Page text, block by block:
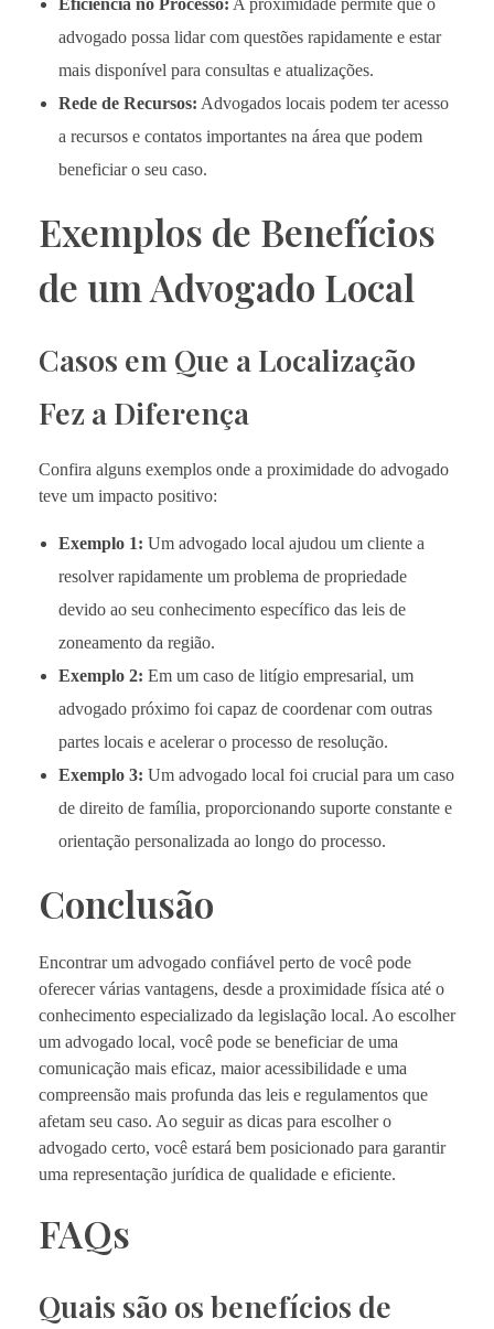
Eficiência no Processo: A proximidade permite que o
advogado possa lidar com questões rapidamente e estar
mais disponível para consultas e atualizações.
Rede de Recursos: Advogados locais podem ter acesso
a recursos e contatos importantes na área que podem
beneficiar o seu caso.
Exemplos de Benefícios
de um Advogado Local
Casos em Que a Localização
Fez a Diferença
Confira alguns exemplos onde a proximidade do advogado
teve um impacto positivo:
Exemplo 1: Um advogado local ajudou um cliente a
resolver rapidamente um problema de propriedade
devido ao seu conhecimento específico das leis de
zoneamento da região.
Exemplo 2: Em um caso de litígio empresarial, um
advogado próximo foi capaz de coordenar com outras
partes locais e acelerar o processo de resolução.
Exemplo 3: Um advogado local foi crucial para um caso
de direito de família, proporcionando suporte constante e
orientação personalizada ao longo do processo.
Conclusão
Encontrar um advogado confiável perto de você pode
oferecer várias vantagens, desde a proximidade física até o
conhecimento especializado da legislação local. Ao escolher
um advogado local, você pode se beneficiar de uma
comunicação mais eficaz, maior acessibilidade e uma
compreensão mais profunda das leis e regulamentos que
afetam seu caso. Ao seguir as dicas para escolher o
advogado certo, você estará bem posicionado para garantir
uma representação jurídica de qualidade e eficiente.
FAQs
Quais são os benefícios de